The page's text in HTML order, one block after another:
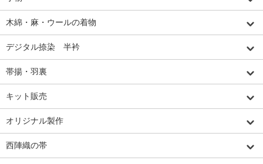
木綿・麻・ウールの着物
デジタル捺染 半衿
帯揚・羽裏
キット販売
オリジナル製作
西陣織の帯